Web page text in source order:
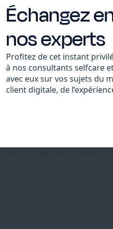
Échangez
nos experts
Profitez de cet instant
à nos consultants selfcare
avec eux sur vos sujets du
client digitale, de